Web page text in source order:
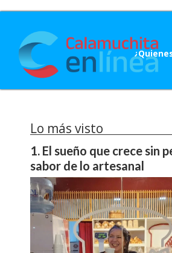
Lo más visto
El sueño que crece sin
sabor de lo artesanal